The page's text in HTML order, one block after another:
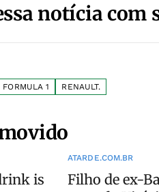
notícia com
FORMULA 1 RENAULT.